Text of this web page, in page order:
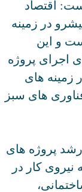
اقتصاد
در زمینه
و این
اجرای پروژه‌
زمینه ‌های
‌های سبز
پروژه‌ های
کار در